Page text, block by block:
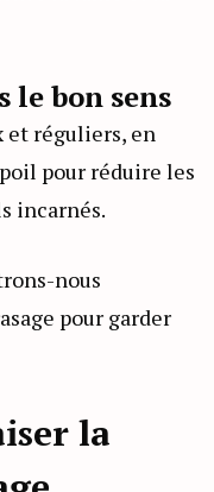
le bon sens
et réguliers, en
pour réduire les
incarnés.
nous
pour garder
la